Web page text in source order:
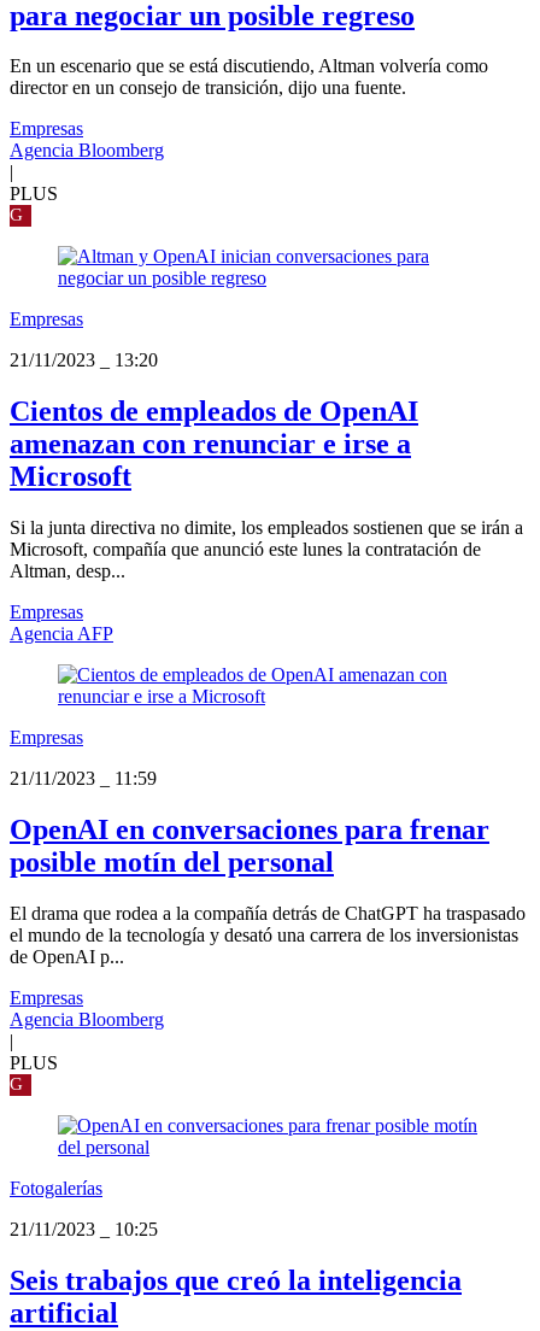
para negociar un posible regreso
En un escenario que se está discutiendo, Altman volvería como
director en un consejo de transición, dijo una fuente.
Empresas
Agencia Bloomberg
PLUS
G
Empresas
21/11/2023
13:20
Cientos de empleados de OpenAI
amenazan con renunciar e irse a
Microsoft
Si la junta directiva no dimite, los empleados sostienen que se irán a
Microsoft, compañía que anunció este lunes la contratación de
Altman, desp...
Empresas
Agencia AFP
Empresas
21/11/2023
11:59
OpenAI en conversaciones para frenar
posible motín del personal
El drama que rodea a la compañía detrás de ChatGPT ha traspasado
el mundo de la tecnología y desató una carrera de los inversionistas
de OpenAI p...
Empresas
Agencia Bloomberg
|
PLUS
G
Fotogalerías
21/11/2023
10:25
Seis trabajos que creó la inteligencia
artificial